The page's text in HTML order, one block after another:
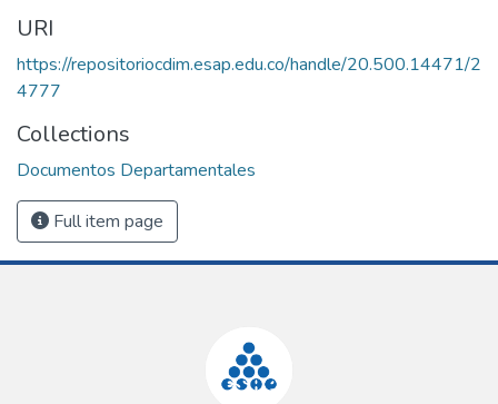
URI
https://repositoriocdim.esap.edu.co/handle/20.500.14471/2
4777
Collections
Documentos Departamentales
Full item page